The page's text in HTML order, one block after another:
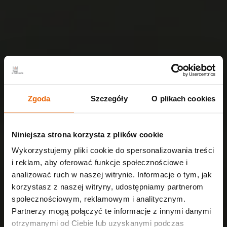
Zgoda Szczegóły O plikach cookies
Niniejsza strona korzysta z plików cookie
Wykorzystujemy pliki cookie do spersonalizowania treści
i reklam, aby oferować funkcje społecznościowe i
analizować ruch w naszej witrynie. Informacje o tym, jak
korzystasz z naszej witryny, udostępniamy partnerom
społecznościowym, reklamowym i analitycznym.
Partnerzy mogą połączyć te informacje z innymi danymi
otrzymanymi od Ciebie lub uzyskanymi podczas